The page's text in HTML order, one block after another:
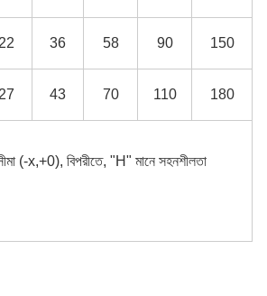
22 36 58 90 150
27 43 70 110 180
(-x,+0), বিপরীতে, "H" মানে সহনশীলতা